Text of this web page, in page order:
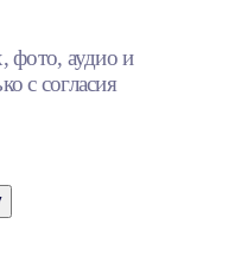
фото, аудио и
с согласия